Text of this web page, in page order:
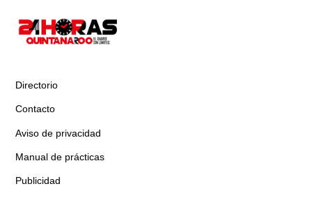
Directorio
Contacto
Aviso de privacidad
Manual de prácticas
Publicidad